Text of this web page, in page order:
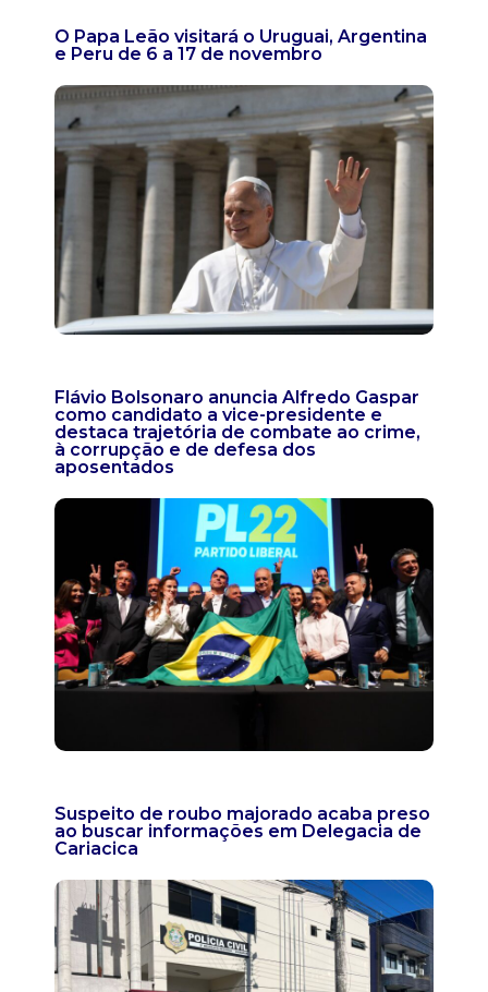
O Papa Leão visitará o Uruguai, Argentina
e Peru de 6 a 17 de novembro
Flávio Bolsonaro anuncia Alfredo Gaspar
como candidato a vice-presidente e
destaca trajetória de combate ao crime,
à corrupção e de defesa dos
aposentados
Suspeito de roubo majorado acaba preso
ao buscar informações em Delegacia de
Cariacica